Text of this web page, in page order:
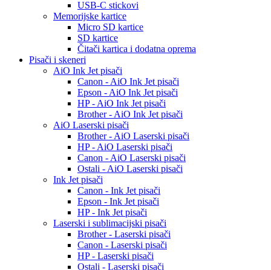
USB-C stickovi
Memorijske kartice
Micro SD kartice
SD kartice
Čitači kartica i dodatna oprema
Pisači i skeneri
AiO Ink Jet pisači
Canon - AiO Ink Jet pisači
Epson - AiO Ink Jet pisači
HP - AiO Ink Jet pisači
Brother - AiO Ink Jet pisači
AiO Laserski pisači
Brother - AiO Laserski pisači
HP - AiO Laserski pisači
Canon - AiO Laserski pisači
Ostali - AiO Laserski pisači
Ink Jet pisači
Canon - Ink Jet pisači
Epson - Ink Jet pisači
HP - Ink Jet pisači
Laserski i sublimacijski pisači
Brother - Laserski pisači
Canon - Laserski pisači
HP - Laserski pisači
Ostali - Laserski pisači